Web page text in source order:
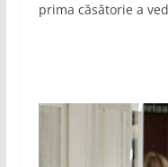
prima căsătorie a